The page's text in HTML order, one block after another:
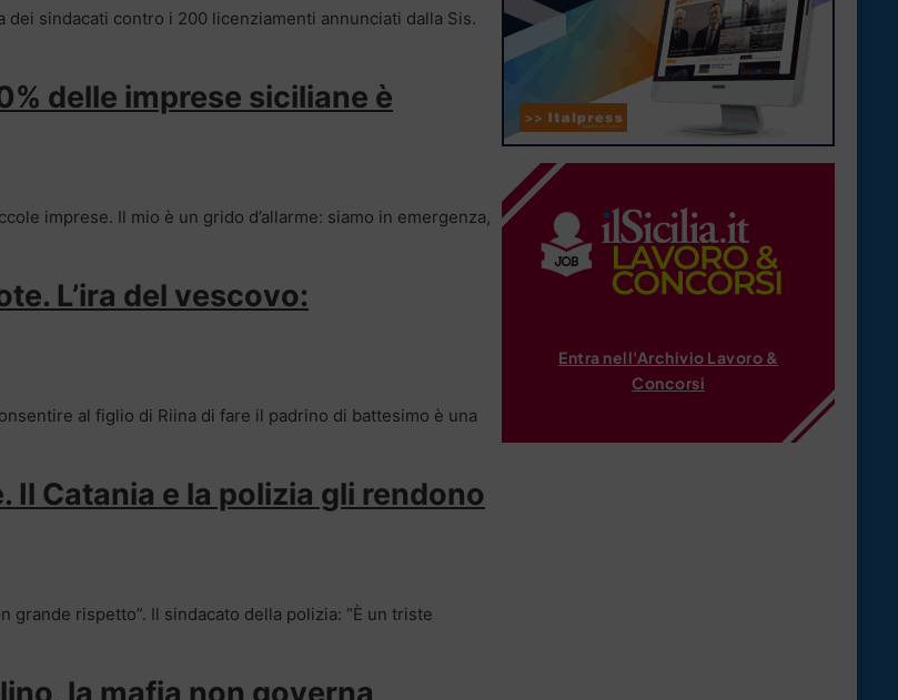
dei sindacati contro i 200 licenziamenti annunciati dalla Sis.
delle imprese siciliane è
imprese. Il mio è un grido d’allarme: siamo in emergenza,
L’ira del vescovo:
al figlio di Riina di fare il padrino di battesimo è una
Il Catania e la polizia gli rendono
grande rispetto”. Il sindacato della polizia: “È un triste
la mafia non governa
Entra nell'Archivio Lavoro &
Concorsi